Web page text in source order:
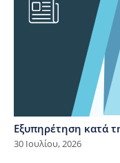
Εξυπηρέτηση κατά
30 Ιουλίου, 2026